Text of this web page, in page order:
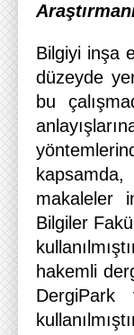
Bilgiyi inşa
düzeyde
bu
makaleler
Bilgiler
hakemli
DergiPark